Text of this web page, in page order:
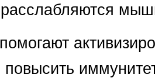
повысить